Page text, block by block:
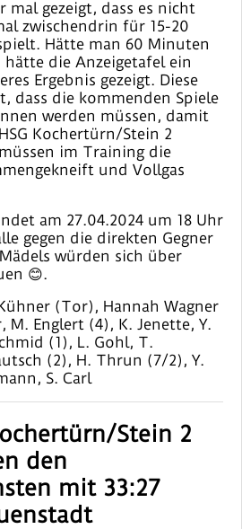
mal gezeigt, dass es nicht
zwischendrin für 15-20
Hätte man 60 Minuten
hätte die Anzeigetafel ein
Ergebnis gezeigt. Diese
dass die kommenden Spiele
werden müssen, damit
Kochertürn/Stein 2
im Training die
und Vollgas
am 27.04.2024 um 18 Uhr
gegen die direkten Gegner
würden sich über
😊.
(Tor), Hannah Wagner
M. Englert (4), K. Jenette, Y.
(1), L. Gohl, T.
(2), H. Thrun (7/2), Y.
S. Carl
Stein 2
den
mit 33:27